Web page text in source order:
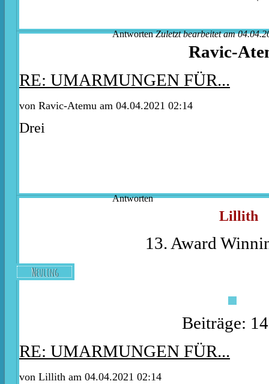
Antworten Zuletzt bearbeitet am
Ravic-
RE: UMARMUNGEN FÜR...
von Ravic-Atemu am 04.04.2021 02:14
Drei
Antworten
Lillith
13. Award
Neuling
Beiträge:
RE: UMARMUNGEN FÜR...
von Lillith am 04.04.2021 02:14